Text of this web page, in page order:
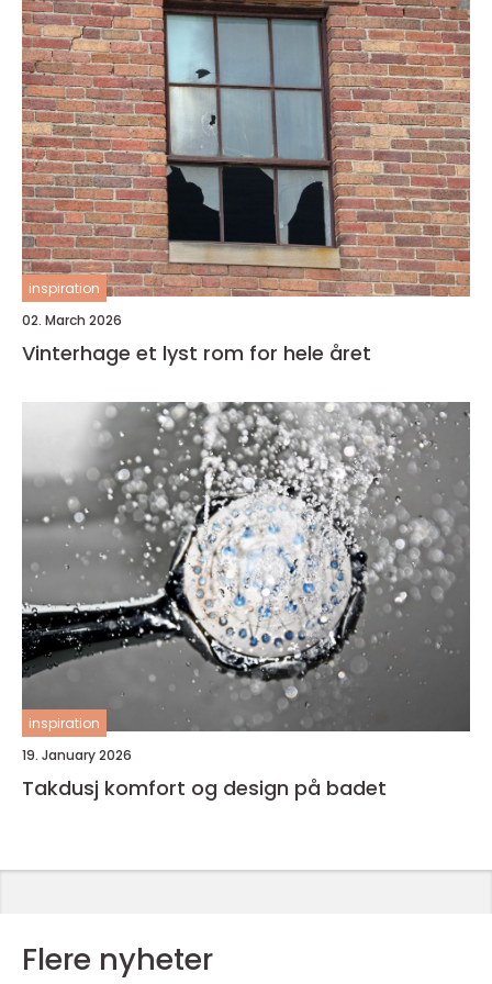
inspiration
02. March 2026
Vinterhage et lyst rom for hele året
inspiration
19. January 2026
Takdusj komfort og design på badet
Flere nyheter